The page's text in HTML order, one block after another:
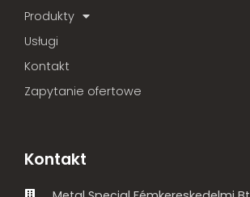
Produkty
Usługi
Kontakt
Zapytanie ofertowe
Kontakt